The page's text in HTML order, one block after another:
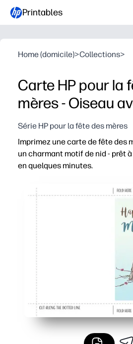
Printables
Home (domicile)>Collections>
Carte HP pour la
mères - Oiseau
Série HP pour la fête des mères
Imprimez une carte de fête des
un charmant motif de nid - prêt
en quelques minutes.
Aucune préparation -
Pour les enfants - invitez
Polyvalent - parfait pour
Des résultats impeccable :